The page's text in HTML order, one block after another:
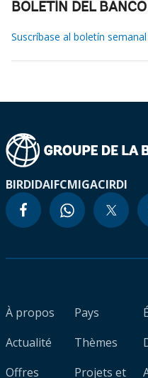
BOLETÍN DEL
Suscríbase al boletín
BIRDIDAIFCMIGACIRDI
À propos
Actualité
Offres
Pays
Thèmes
Projets et